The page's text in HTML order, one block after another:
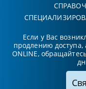
Если у Вас
продлению
ONLINE,